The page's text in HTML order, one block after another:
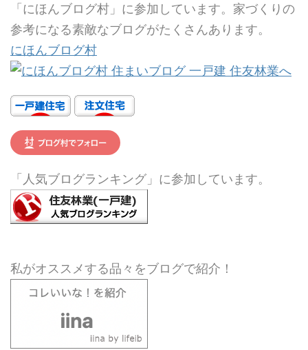
「にほんブログ村」に参加しています。家づくりの
参考になる素敵なブログがたくさんあります。
にほんブログ村
「人気ブログランキング」に参加しています。
私がオススメする品々をブログで紹介！